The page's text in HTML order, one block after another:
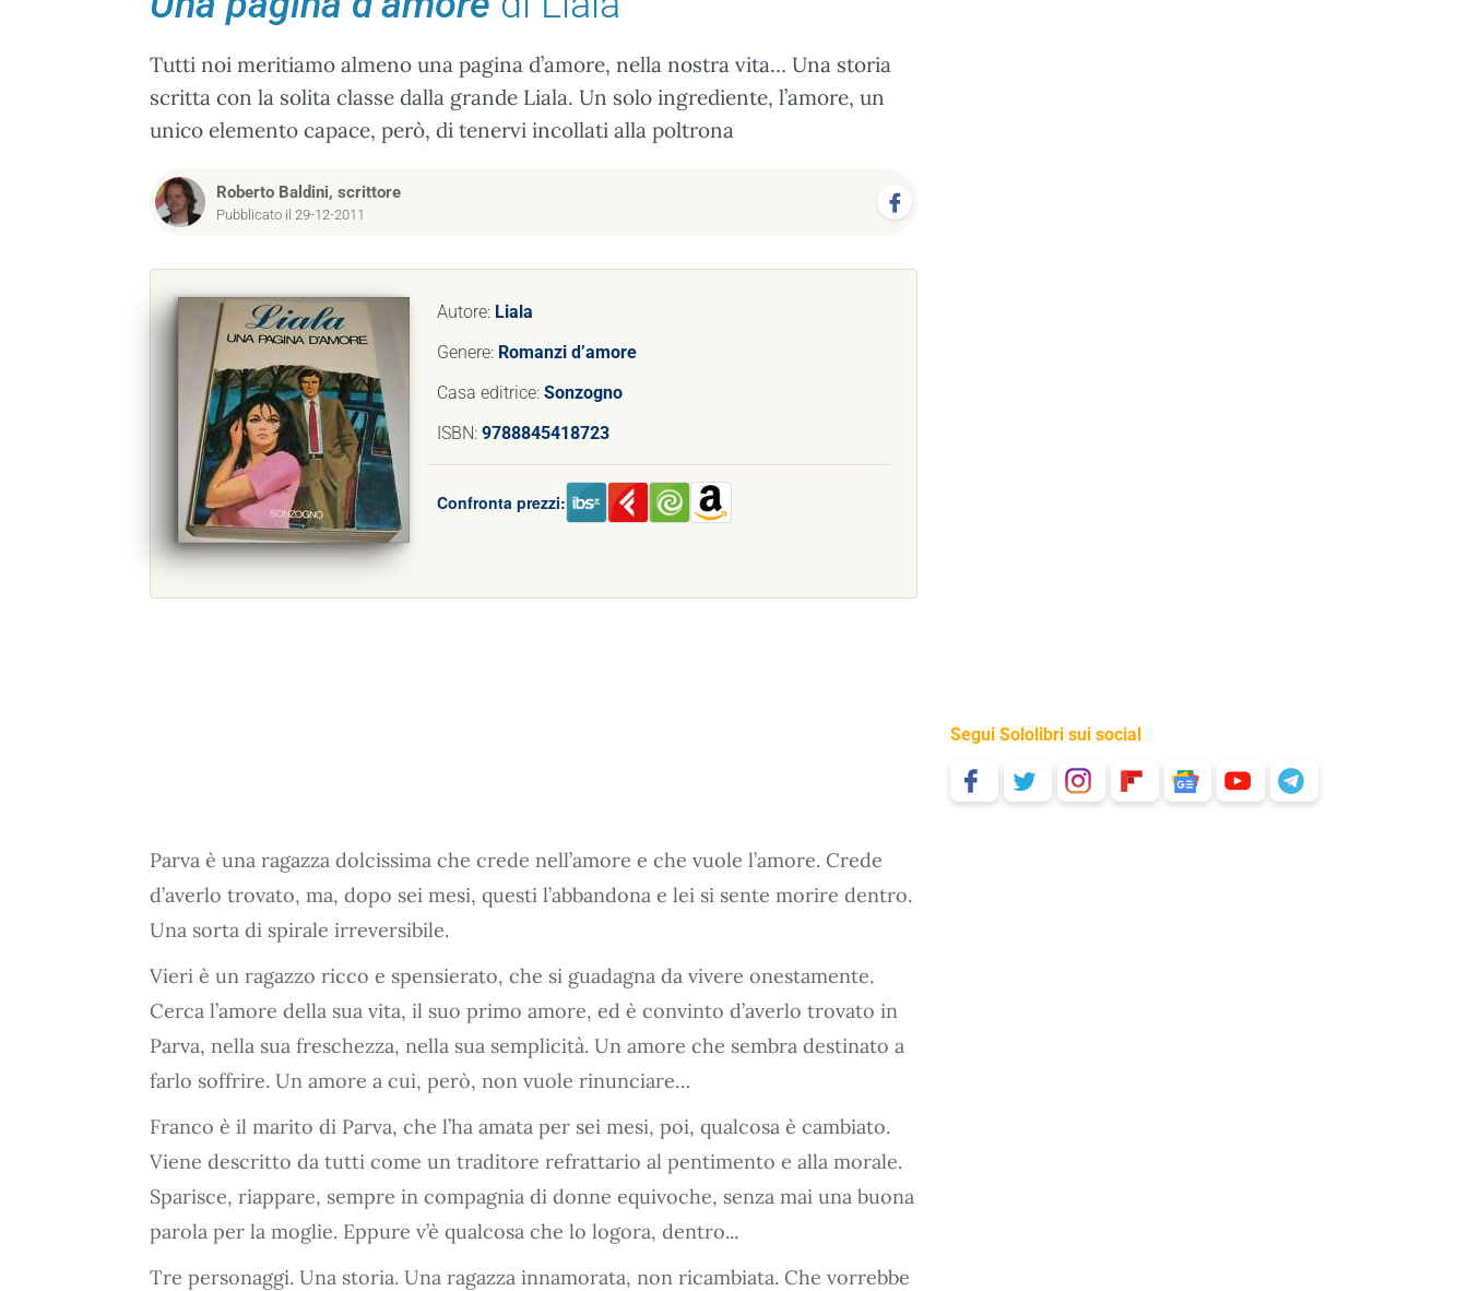
Tutti noi meritiamo almeno una pagina d’amore, nella nostra vita… Una storia
scritta con la solita classe dalla grande Liala. Un solo ingrediente, l’amore, un
unico elemento capace, però, di tenervi incollati alla poltrona
Roberto Baldini, scrittore
Pubblicato il 29-12-2011
Autore: Liala
Genere: Romanzi d’amore
Casa editrice: Sonzogno
ISBN: 9788845418723
Confronta prezzi:
Parva è una ragazza dolcissima che crede nell’amore e che vuole l’amore. Crede
d’averlo trovato, ma, dopo sei mesi, questi l’abbandona e lei si sente morire dentro.
Una sorta di spirale irreversibile.
Vieri è un ragazzo ricco e spensierato, che si guadagna da vivere onestamente.
Cerca l’amore della sua vita, il suo primo amore, ed è convinto d’averlo trovato in
Parva, nella sua freschezza, nella sua semplicità. Un amore che sembra destinato a
farlo soffrire. Un amore a cui, però, non vuole rinunciare…
Franco è il marito di Parva, che l’ha amata per sei mesi, poi, qualcosa è cambiato.
Viene descritto da tutti come un traditore refrattario al pentimento e alla morale.
Sparisce, riappare, sempre in compagnia di donne equivoche, senza mai una buona
parola per la moglie. Eppure v’è qualcosa che lo logora, dentro...
Tre personaggi. Una storia. Una ragazza innamorata, non ricambiata. Che vorrebbe
Segui Sololibri sui social